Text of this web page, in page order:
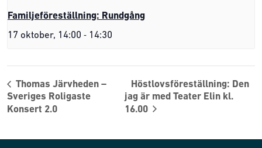
Familjeföreställning: Rundgång
17 oktober, 14:00 - 14:30
Thomas Järvheden –
Sveriges Roligaste
Konsert 2.0
Höstlovsföreställning: Den
jag är med Teater Elin kl.
16.00